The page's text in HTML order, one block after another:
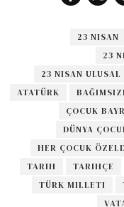
23 NISAN
23
23 NISAN
ATATÜRK
ÇOCUK
DÜNYA
HER ÇOCUK
TARIH
TARIHÇE
TÜRK MILLETI